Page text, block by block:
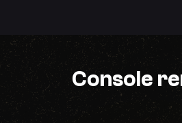
Console